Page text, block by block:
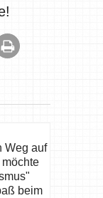
Weg auf
beim